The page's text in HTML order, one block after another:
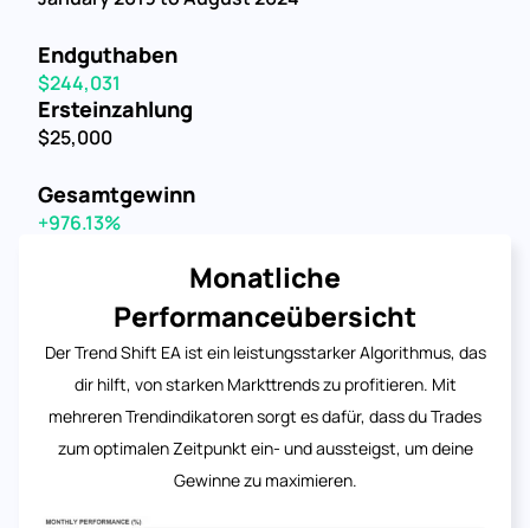
Endguthaben
$244,031
Ersteinzahlung
$25,000
Gesamtgewinn
+976.13%
Monatliche
Performanceübersicht
Der Trend Shift EA ist ein leistungsstarker Algorithmus, das
dir hilft, von starken Markttrends zu profitieren. Mit
mehreren Trendindikatoren sorgt es dafür, dass du Trades
zum optimalen Zeitpunkt ein- und aussteigst, um deine
Gewinne zu maximieren.